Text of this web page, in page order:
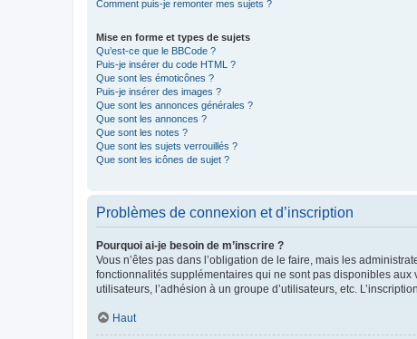
Comment puis-je remonter mes sujets ?
Mise en forme et types de sujets
Qu’est-ce que le BBCode ?
Puis-je insérer du code HTML ?
Que sont les émoticônes ?
Puis-je insérer des images ?
Que sont les annonces générales ?
Que sont les annonces ?
Que sont les notes ?
Que sont les sujets verrouillés ?
Que sont les icônes de sujet ?
Problèmes de connexion et d’inscription
Pourquoi ai-je besoin de m’inscrire ?
Vous n’êtes pas dans l’obligation de le faire, mais les
fonctionnalités supplémentaires qui ne sont pas disponibles aux
utilisateurs, l’adhésion à un groupe d’utilisateurs, etc.
Haut